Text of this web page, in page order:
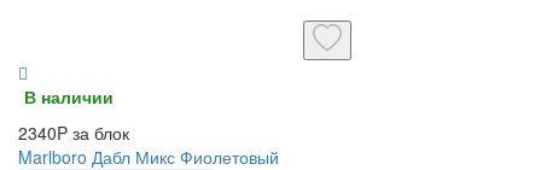
В наличии
2340P за блок
Marlboro Дабл Микс Фиолетовый